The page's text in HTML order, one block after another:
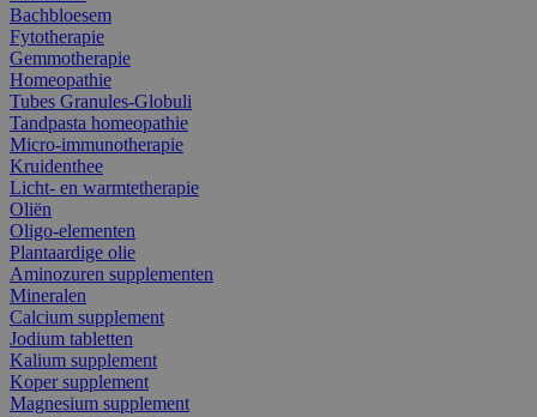
Bachbloesem
Fytotherapie
Gemmotherapie
Homeopathie
Tubes Granules-Globuli
Tandpasta homeopathie
Micro-immunotherapie
Kruidenthee
Licht- en warmtetherapie
Oliën
Oligo-elementen
Plantaardige olie
Aminozuren supplementen
Mineralen
Calcium supplement
Jodium tabletten
Kalium supplement
Koper supplement
Magnesium supplement